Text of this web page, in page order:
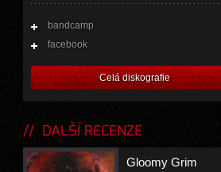
bandcamp
facebook
Celá diskografie
DALŠÍ RECENZE
Gloomy Grim